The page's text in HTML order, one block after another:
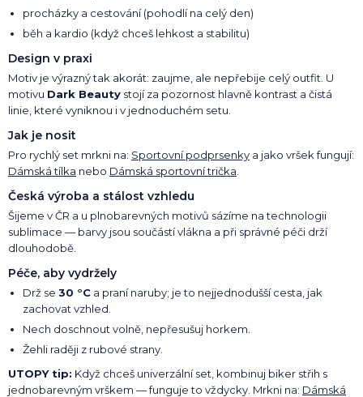
procházky a cestování (pohodlí na celý den)
běh a kardio (když chceš lehkost a stabilitu)
Design v praxi
Motiv je výrazný tak akorát: zaujme, ale nepřebije celý outfit. U
motivu Dark Beauty stojí za pozornost hlavně kontrast a čistá
linie, které vyniknou i v jednoduchém setu.
Jak je nosit
Pro rychlý set mrkni na: Sportovní podprsenky a jako vršek fungují:
Dámská tílka nebo Dámská sportovní trička
Česká výroba a stálost vzhledu
Šijeme v ČR a u plnobarevných motivů sázíme na technologii
sublimace — barvy jsou součástí vlákna a při správné péči drží
dlouhodobě.
Péče, aby vydržely
Drž se 30 °C a praní naruby; je to nejjednodušší cesta, jak
zachovat vzhled.
Nech doschnout volně, nepřesušuj horkem.
Žehli raději z rubové strany.
UTOPY tip: Když chceš univerzální set, kombinuj biker střih s
jednobarevným vrškem — funguje to vždycky. Mrkni na: Dámská